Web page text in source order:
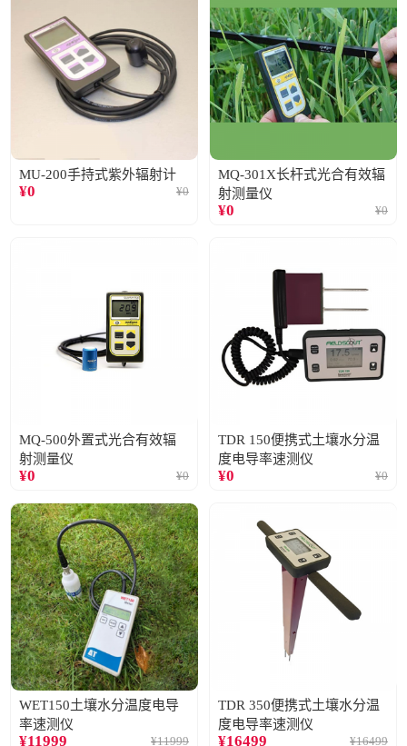
MU-200手持式紫外辐射计
¥0 ¥0
MQ-301X长杆式光合有效辐
射测量仪
¥0 ¥0
MQ-500外置式光合有效辐
射测量仪
¥0 ¥0
TDR 150便携式土壤水分温
度电导率速测仪
¥0 ¥0
WET150土壤水分温度电导
率速测仪
¥11999 ¥11999
TDR 350便携式土壤水分温
度电导率速测仪
¥16499 ¥16499